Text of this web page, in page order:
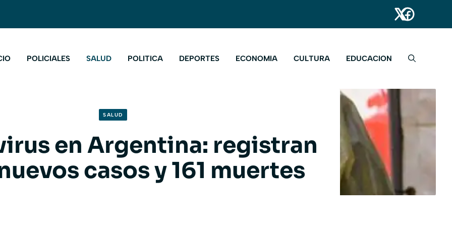
POLICIALES SALUD POLITICA DEPORTES ECONOMIA CULTURA EDUCACION
SALUD
en Argentina: registran
casos y 161 muertes